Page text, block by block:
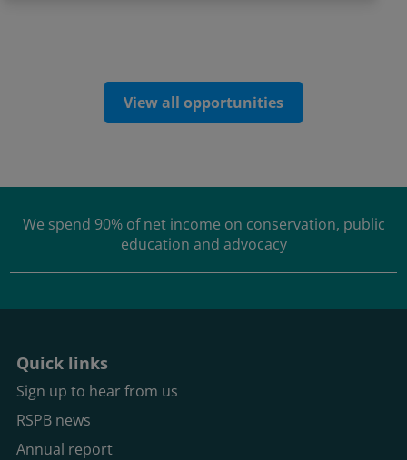
View all opportunities
We spend 90% of net income on conservation, public
education and advocacy
Quick links
Sign up to hear from us
RSPB news
Annual report